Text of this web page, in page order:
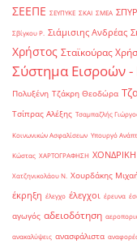
ΣΕΕΠΕ ΣΕΥΠΥΚΕ ΣΚΑΙ ΣΜΕΑ
Σβίγκου Ρ. Σιάμισιης Ανδρέας
Χρήστος Σταϊκούρας
Σύστημα Εισροών
Πολυξένη Τζάκρη Θεοδώρα
Τσίπρας Αλέξης Τσαμπαζλής
Κοινωνικών Ασφαλίσεων Υπουργό
Κώστας ΧΑΡΤΟΓΡΑΦΗΣΗ ΧΟΝΔΡΙΚΗ
Χατζηνικολάου Ν. Χουρδάκης
έκρηξη έλεγχο έλεγχοι έρευνα
αγωγός αδειοδότηση
ανακαλύψεις ανασφάλιστα